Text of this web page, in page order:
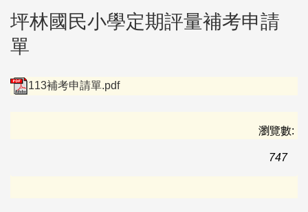
十二年國教資訊
下載專區
班級園地
坪林國民小學定期評量補考申請
單
113補考申請單.pdf
瀏覽數:
747